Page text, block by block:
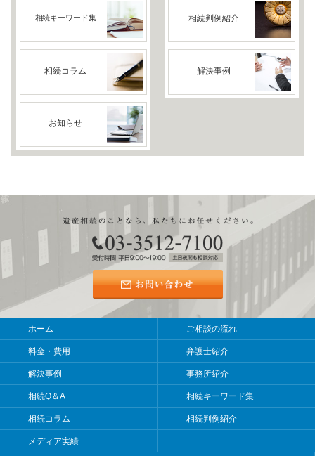
相続キーワード集 相続判例紹介
相続コラム 解決事例
お知らせ
ホーム ご相談の流れ
料金・費用 弁護士紹介
解決事例 事務所紹介
相続Q＆A 相続キーワード集
相続コラム 相続判例紹介
メディア実績